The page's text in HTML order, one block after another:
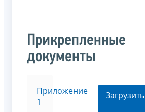
Прикрепленные
документы
Приложение
1
Загрузить